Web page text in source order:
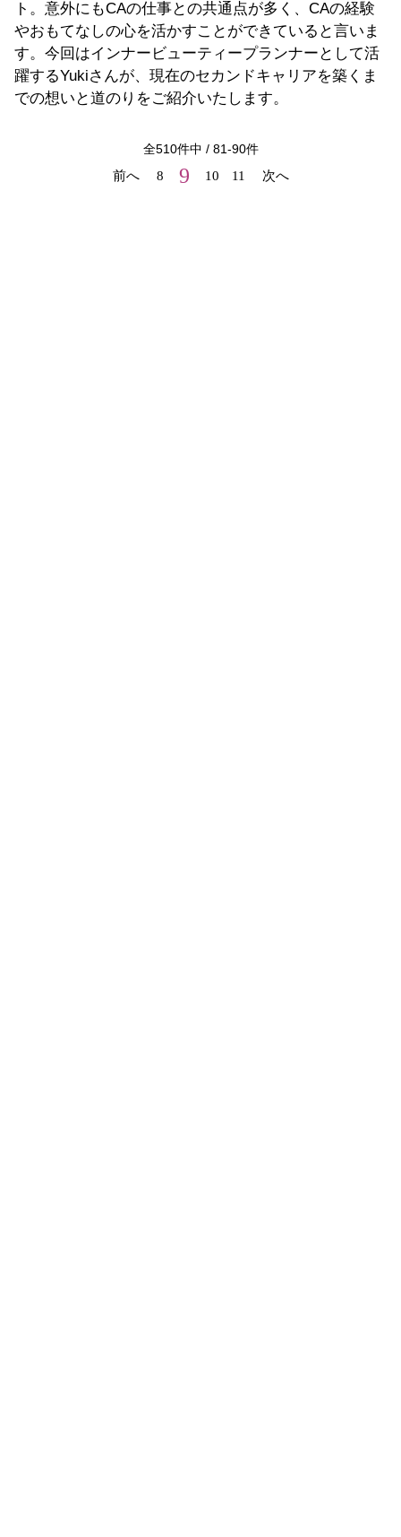
ト。意外にもCAの仕事との共通点が多く、CAの経験
やおもてなしの心を活かすことができていると言いま
す。今回はインナービューティープランナーとして活
躍するYukiさんが、現在のセカンドキャリアを築くま
での想いと道のりをご紹介いたします。
全510件中 / 81-90件
前へ
8 9 10 11 次へ